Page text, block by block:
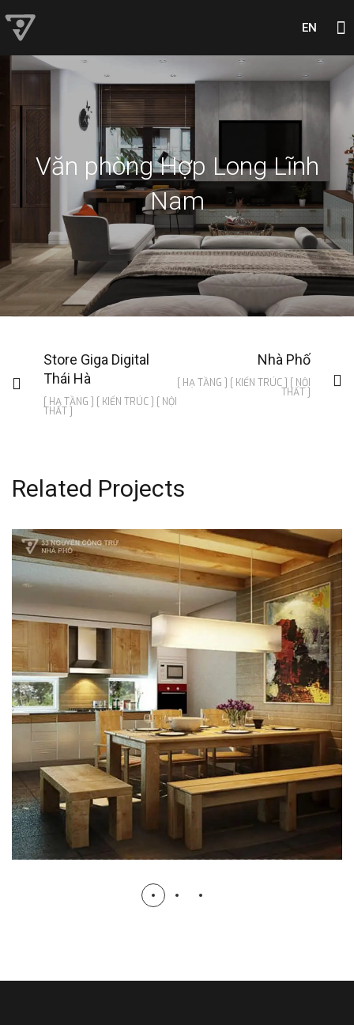
EN
Văn phòng Hợp Long Lĩnh
Nam
Store Giga Digital
Thái Hà
[ HẠ TẦNG ] [ KIẾN TRÚC ] [ NỘI
THẤT ]
Nhà Phố
[ HẠ TẦNG ] [ KIẾN TRÚC ] [ NỘI
THẤT ]
Related Projects
Nhà Phố
HẠ TẦNG KIẾN TRÚC NỘI THẤT